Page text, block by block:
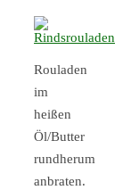
Rouladen
im
heißen
Öl/Butter
rundherum
anbraten.